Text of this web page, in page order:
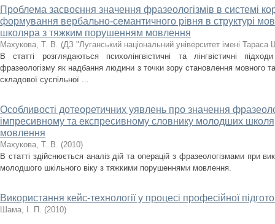
Проблема засвоєння значення фразеологізмів в системі
формування вербально-семантичного рівня в структурі
школяра з тяжким порушенням мовлення
Махукова, Т. В. (ДЗ "Луганський національний університет імені Тараса
В статті розглядаються психолінгвістичні та лінгвістичні
фразеологізму як надбання людини з точки зору становлення мовного
складової суспільної ...
Особливості дотеоретичних уявлень про значення
імпресивному та експресивному словнику молодших
мовлення
Махукова, Т. В. (2010)
В статті здійснюється аналіз дій та операцій з фразеологізмами при
молодшого шкільного віку з тяжкими порушеннями мовлення.
Використання кейс-технології у процесі професійної
Шама, І. П. (2010)